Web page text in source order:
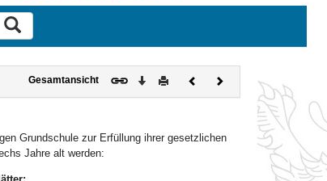
zurücksetzen
Gesamtansicht Download
DruckenVorherigesNächstes
Dokument
Grundschule zur Erfüllung ihrer gesetzlichen
Jahre alt werden: